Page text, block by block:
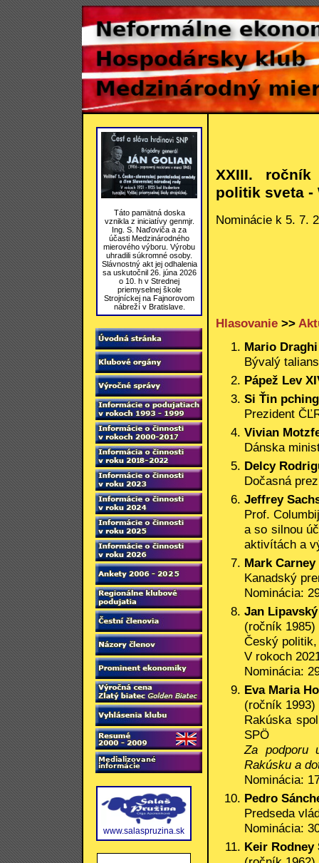
Táto pamätná doska
vznikla z iniciatívy genmjr.
Ing. S. Naďoviča a za
účasti Medzinárodného
mierového výboru. Výrobu
uhradili súkromné osoby.
Slávnostný akt jej odhalenia
sa uskutočnil 26. júna 2026
o 10. h v Strednej
priemyselnej škole
Strojníckej na Fajnorovom
nábreží v Bratislave.
www.salaspruzina.sk
XXIII. ročník
politik sveta -
Nominácie k 5. 7.
Hlasovanie >>
Mario Draghi
Bývalý
Pápež Lev
Si Ťin pching
Prezident
Vivian
Dánska
Delcy
Dočasná
Jeffrey
Prof.
a so silnou
aktivítách a
Mark Carney
Kanadský
Nominácia:
Jan Lipavský
(ročník 1985)
Český
V rokoch
Nominácia:
Eva Maria
(ročník 1993)
Rakúska
SPÖ
Za podporu
Rakúsku a
Nominácia:
Pedro
Predseda
Nominácia:
Keir Rodney